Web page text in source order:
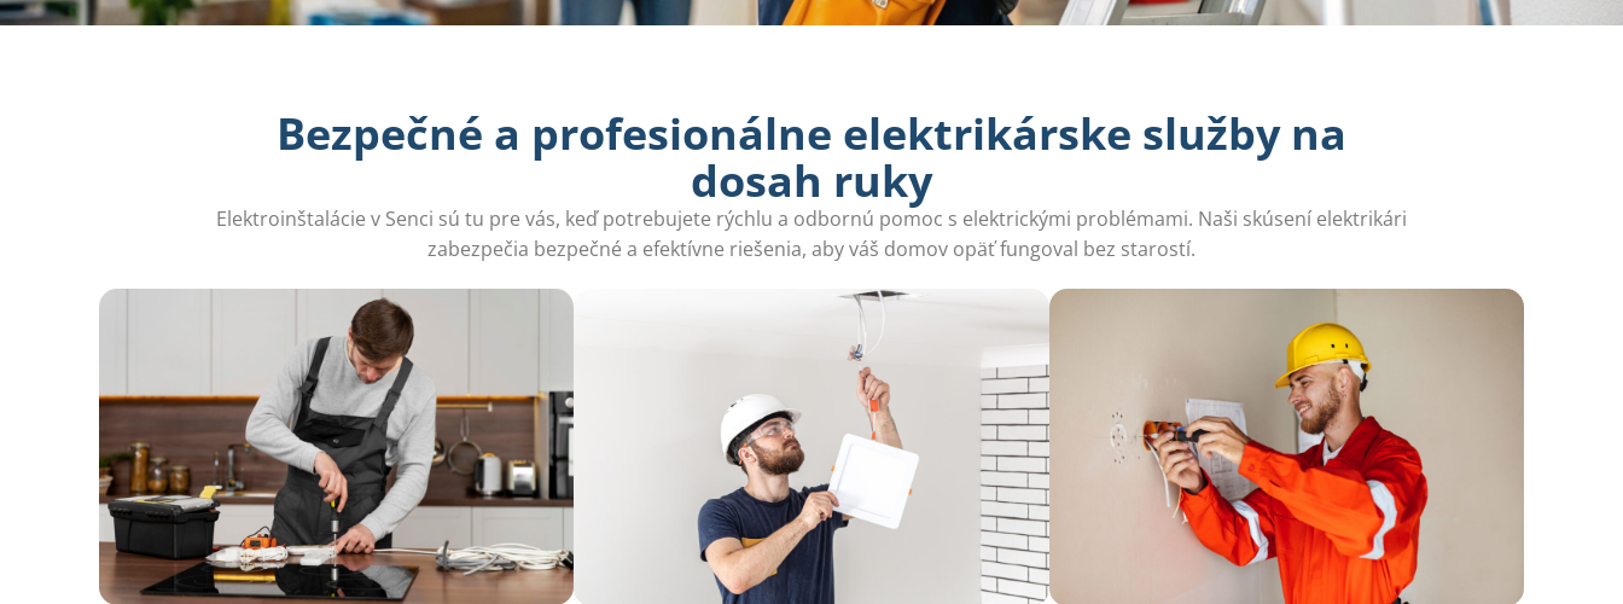
Bezpečné a profesionálne elektrikárske služby na
dosah ruky
Elektroinštalácie v Senci sú tu pre vás, keď potrebujete rýchlu a odbornú pomoc s elektrickými problémami. Naši skúsení elektrikári
zabezpečia bezpečné a efektívne riešenia, aby váš domov opäť fungoval bez starostí.